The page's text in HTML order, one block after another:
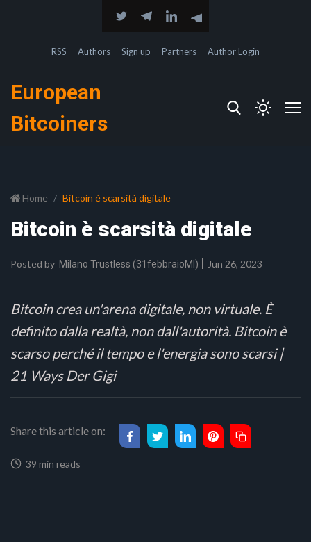
RSS Authors Sign up Partners Author Login
European
Bitcoiners
Home Bitcoin è scarsità digitale
Bitcoin è scarsità digitale
Posted by Milano Trustless (31febbraioMI) Jun 26, 2023
Bitcoin crea un'arena digitale, non virtuale. È
definito dalla realtà, non dall'autorità. Bitcoin è
scarso perché il tempo e l'energia sono scarsi |
21 Ways Der Gigi
Share this article on:
39 min reads